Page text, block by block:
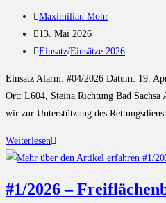
Maximilian Mohr
13. Mai 2026
Einsatz/Einsätze 2026
Einsatz Alarm: #04/2026 Datum: 19.
Ort: L604, Steina Richtung Bad Sachsa
wir zur Unterstützung des
Weiterlesen
#1/2026 –